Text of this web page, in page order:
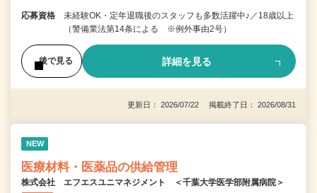
応募資格
未経験OK・定年退職後のスタッフも多数活躍中♪／18歳以上
（警備業法第14条による ※例外事由2号）
後で見る 詳細を見る
更新日： 2026/07/22 掲載終了日： 2026/08/31
NEW
医療材料・医薬品の供給管理
株式会社 エフエスユニマネジメント ＜千葉大学医学部附属病院＞